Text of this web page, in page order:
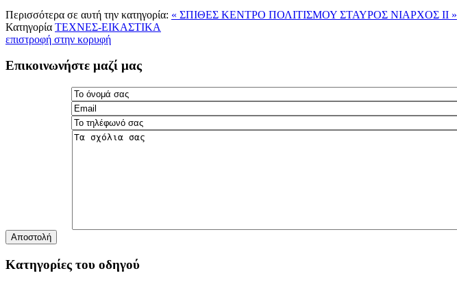
Περισσότερα σε αυτή την κατηγορία: « ΣΠΙΘΕΣ ΚΕΝΤΡΟ ΠΟΛΙΤΙΣΜΟΥ ΣΤΑΥΡΟΣ ΝΙΑΡΧΟΣ ΙΙ »
Κατηγορία ΤΕΧΝΕΣ-ΕΙΚΑΣΤΙΚΑ
επιστροφή στην κορυφή
Επικοινωνήστε μαζί μας
Αποστολή
Κατηγορίες του οδηγού